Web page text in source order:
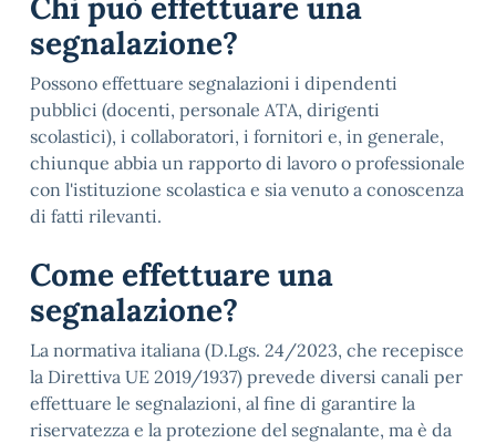
segnalazione?
Possono effettuare segnalazioni i dipendenti
pubblici (docenti, personale ATA, dirigenti
scolastici), i collaboratori, i fornitori e, in generale,
chiunque abbia un rapporto di lavoro o professionale
con l'istituzione scolastica e sia venuto a conoscenza
di fatti rilevanti.
Come effettuare una
segnalazione?
La normativa italiana (D.Lgs. 24/2023, che recepisce
la Direttiva UE 2019/1937) prevede diversi canali per
effettuare le segnalazioni, al fine di garantire la
riservatezza e la protezione del segnalante, ma è da